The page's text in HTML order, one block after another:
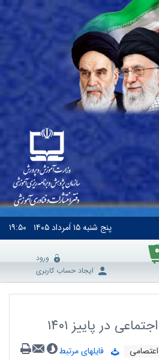
پنج شنبه۱۵ اَمرداد ۱۴۰۵ ۱۹:۵۰
۰
ورود
ایجاد حساب کاربری
در پاییز ۱۴۰۱
فایلهای مرتبط